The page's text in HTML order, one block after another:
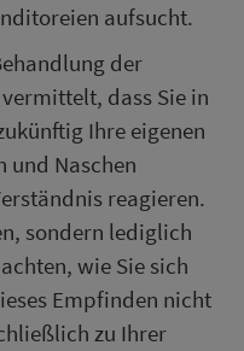
aufsucht.
der
dass Sie in
Ihre eigenen
und Naschen
reagieren.
sondern lediglich
wie Sie sich
Empfinden nicht
zu Ihrer